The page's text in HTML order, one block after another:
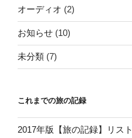
オーディオ (2)
お知らせ (10)
未分類 (7)
これまでの旅の記録
2017年版【旅の記録】リスト